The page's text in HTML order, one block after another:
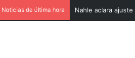
Noticias de última hora Alcalde de